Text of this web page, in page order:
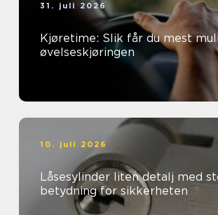
31. juli 2026
Kjøretime: Slik får du mest
øvelseskjøringen
10. juli 2026
Låsesylinder liten detalj med stor
betydning for sikkerheten